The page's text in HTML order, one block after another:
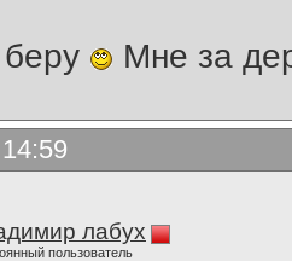
Мне за
лабух
пользователь